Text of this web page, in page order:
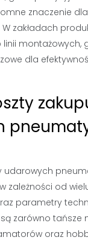
znaczenie
zakładach
montażowych,
dla
udarowych
zależności od
parametry
zarówno tańsze
oraz